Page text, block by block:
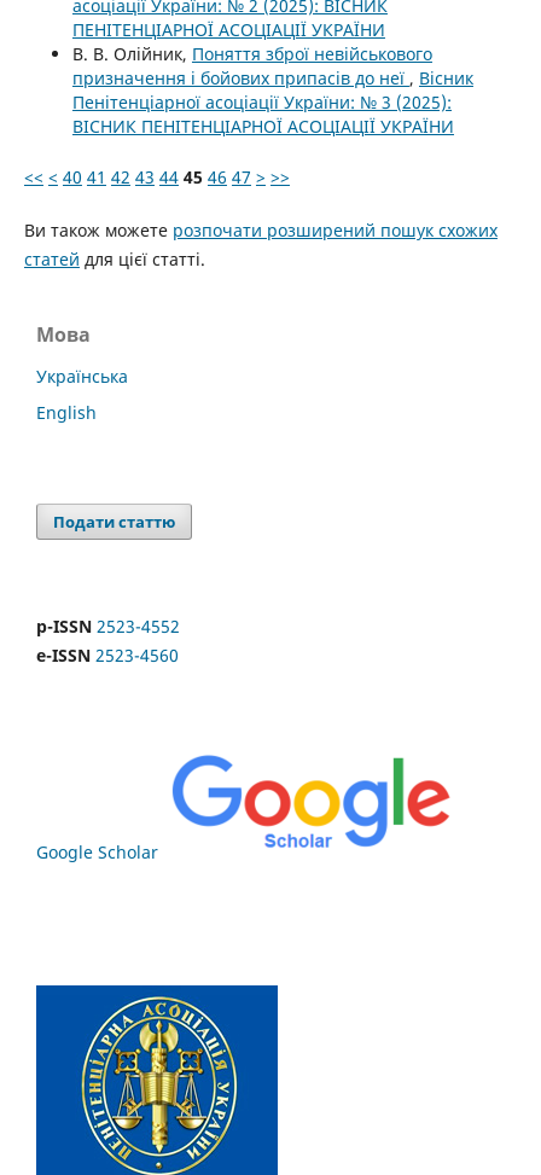
асоціації України: № 2 (2025): ВІСНИК
ПЕНІТЕНЦІАРНОЇ АСОЦІАЦІЇ УКРАЇНИ
В. В. Олійник, Поняття зброї невійськового
призначення і бойових припасів до неї , Вісник
Пенітенціарної асоціації України: № 3 (2025):
ВІСНИК ПЕНІТЕНЦІАРНОЇ АСОЦІАЦІЇ УКРАЇНИ
<< < 40 41 42 43 44 45 46 47 > >>
Ви також можете розпочати розширений пошук схожих
статей для цієї статті.
Мова
Українська
English
Подати статтю
p-ISSN 2523-4552
e-ISSN 2523-4560
Google Scholar